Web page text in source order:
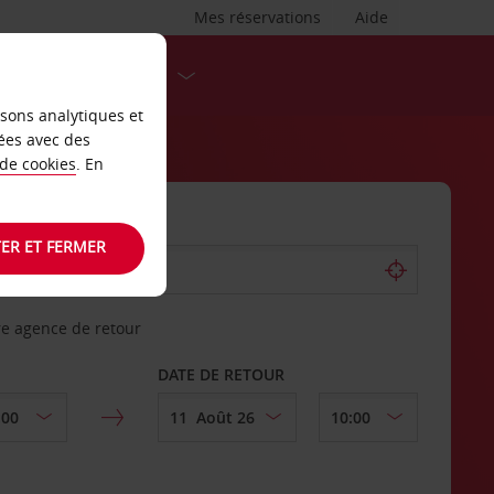
Aide
Mes réservations
agence de retour
DATE DE RETOUR
analytiques et
avec des
cookies. En
ET FERMER